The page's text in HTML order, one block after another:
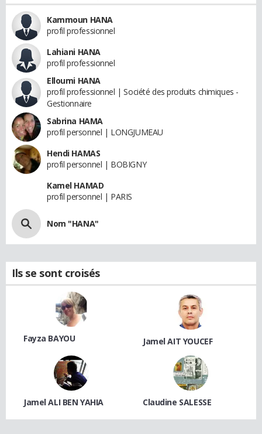
Kammoun HANA
profil professionnel
Lahiani HANA
profil professionnel
Elloumi HANA
profil professionnel | Société des produits chimiques -
Gestionnaire
Sabrina HAMA
profil personnel | LONGJUMEAU
Hendi HAMAS
profil personnel | BOBIGNY
Kamel HAMAD
profil personnel | PARIS
Nom "HANA"
Ils se sont croisés
Fayza BAYOU Jamel AIT YOUCEF
Jamel ALI BEN YAHIA Claudine SALESSE